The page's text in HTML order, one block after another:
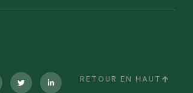
RETOUR EN HAUT